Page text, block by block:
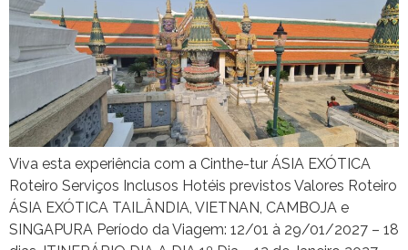
Viva esta experiência com a Cinthe-tur ÁSIA EXÓTICA
Roteiro Serviços Inclusos Hotéis previstos Valores Roteiro
ÁSIA EXÓTICA TAILÂNDIA, VIETNAN, CAMBOJA e
SINGAPURA Período da Viagem: 12/01 à 29/01/2027 – 18